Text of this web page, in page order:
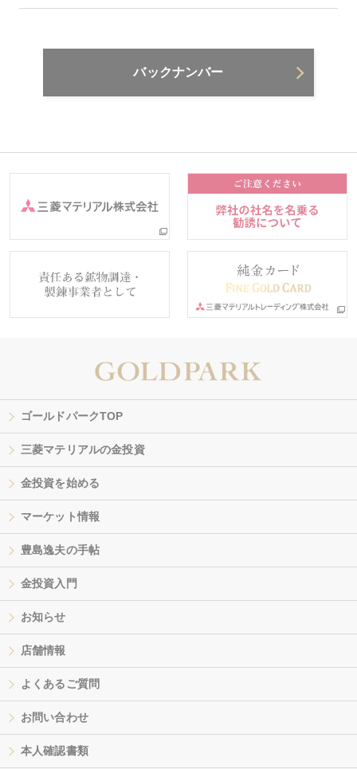
バックナンバー
ゴールドパークTOP
三菱マテリアルの金投資
金投資を始める
マーケット情報
豊島逸夫の手帖
金投資入門
お知らせ
店舗情報
よくあるご質問
お問い合わせ
本人確認書類